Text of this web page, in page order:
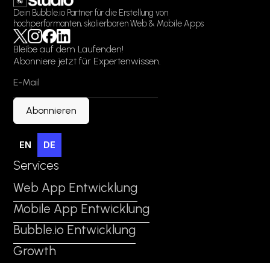
Dein Bubble.io Partner für die Erstellung von
hochperformanten, skalierbaren Web & Mobile Apps
Bleibe auf dem Laufenden!
Abonniere jetzt für Expertenwissen.
EN DE
Services
Web App Entwicklung
Mobile App Entwicklung
Bubble.io Entwicklung
Growth